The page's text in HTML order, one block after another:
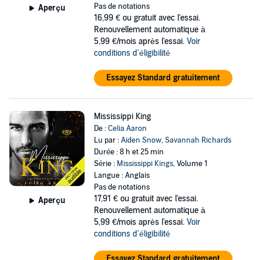
Aperçu
Pas de notations
16,99 € ou gratuit avec l'essai.
Renouvellement automatique à
5,99 €/mois après l'essai. Voir
conditions d'éligibilité
Essayez Standard gratuitement
Aperçu
Mississippi King
De :Celia Aaron
Lu par :Aiden Snow,Savannah Richards
Durée : 8 h et 25 min
Série : Mississippi Kings, Volume 1
Langue : Anglais
Pas de notations
17,91 € ou gratuit avec l'essai.
Renouvellement automatique à
5,99 €/mois après l'essai. Voir
conditions d'éligibilité